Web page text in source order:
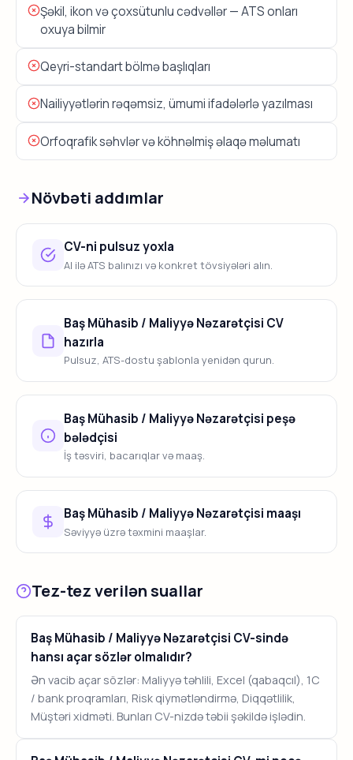
Şəkil, ikon və çoxsütunlu cədvəllər — ATS onları
oxuya bilmir
Qeyri-standart bölmə başlıqları
Nailiyyətlərin rəqəmsiz, ümumi ifadələrlə yazılması
Orfoqrafik səhvlər və köhnəlmiş əlaqə məlumatı
Növbəti addımlar
CV-ni pulsuz yoxla
AI ilə ATS balınızı və konkret tövsiyələri alın.
Baş Mühasib / Maliyyə Nəzarətçisi CV
hazırla
Pulsuz, ATS-dostu şablonla yenidən qurun.
Baş Mühasib / Maliyyə Nəzarətçisi peşə
bələdçisi
İş təsviri, bacarıqlar və maaş.
Baş Mühasib / Maliyyə Nəzarətçisi maaşı
Səviyyə üzrə təxmini maaşlar.
Tez-tez verilən suallar
Baş Mühasib / Maliyyə Nəzarətçisi CV-sində
hansı açar sözlər olmalıdır?
Ən vacib açar sözlər: Maliyyə təhlili, Excel (qabaqcıl), 1C
/ bank proqramları, Risk qiymətləndirmə, Diqqətlilik,
Müştəri xidməti. Bunları CV-nizdə təbii şəkildə işlədin.